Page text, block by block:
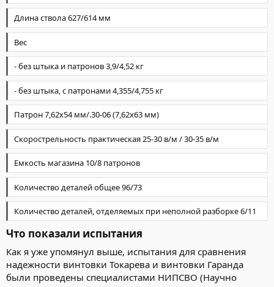
Длина ствола 627/614 мм
Вес
- без штыка и патронов 3,9/4,52 кг
- без штыка, с патронами 4,355/4,755 кг
Патрон 7,62х54 мм/.30-06 (7,62х63 мм)
Скорострельность практическая 25-30 в/м / 30-35 в/м
Емкость магазина 10/8 патронов
Количество деталей общее 96/73
Количество деталей, отделяемых при неполной разборке 6/11
Что показали испытания​
Как я уже упомянул выше, испытания для сравнения
надежности винтовки Токарева и винтовки Гаранда
были проведены специалистами НИПСВО (Научно